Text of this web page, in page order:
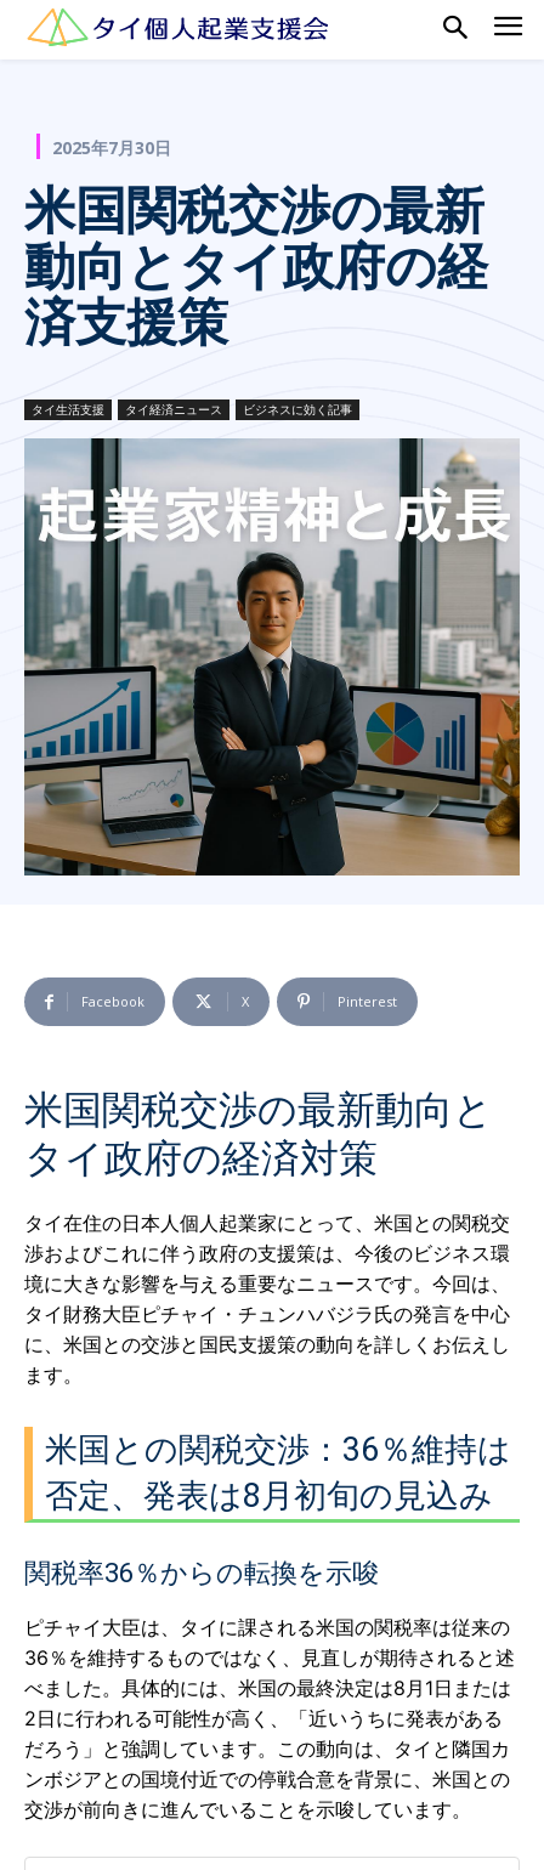
2025年7月30日
米国関税交渉の最新
動向とタイ政府の経
済支援策
タイ生活支援 タイ経済ニュース ビジネスに効く記事
Facebook X Pinterest
米国関税交渉の最新動向と
タイ政府の経済対策
タイ在住の日本人個人起業家にとって、米国との関税交
渉およびこれに伴う政府の支援策は、今後のビジネス環
境に大きな影響を与える重要なニュースです。今回は、
タイ財務大臣ピチャイ・チュンハバジラ氏の発言を中心
に、米国との交渉と国民支援策の動向を詳しくお伝えし
ます。
米国との関税交渉：36％維持は
否定、発表は8月初旬の見込み
関税率36％からの転換を示唆
ピチャイ大臣は、タイに課される米国の関税率は従来の
36％を維持するものではなく、見直しが期待されると述
べました。具体的には、米国の最終決定は8月1日または
2日に行われる可能性が高く、「近いうちに発表がある
だろう」と強調しています。この動向は、タイと隣国カ
ンボジアとの国境付近での停戦合意を背景に、米国との
交渉が前向きに進んでいることを示唆しています。